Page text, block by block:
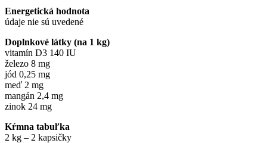
Energetická hodnota
údaje nie sú uvedené
Doplnkové látky (na 1 kg)
vitamín D3 140 IU
železo 8 mg
jód 0,25 mg
meď 2 mg
mangán 2,4 mg
zinok 24 mg
Kŕmna tabuľka
2 kg – 2 kapsičky